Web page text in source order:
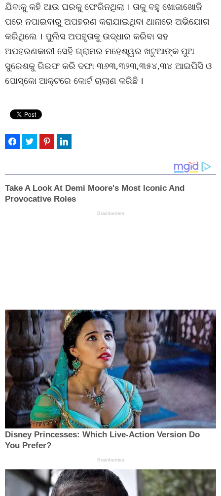
ଯିବାକୁ କହି ଆଉ ଘରକୁ ଫେରିନଥିଲା । ତାକୁ ବହୁ ଖୋଜାଖୋଜି
ପରେ ନପାଇବାରୁ ଅପହରଣ କରାଯାଇଥିବା ଥାନାରେ ଅଭିଯୋଗ
କରିଥିଲେ । ପୁଲିସ ଅପହୃତାକୁ ଉଦ୍ଧାର କରିବା ସହ
ଅପହରଣକାରୀ ସେହି ଗ୍ରାମର ମହେଶ୍ୱର ଖଟୁଆଙ୍କ ପୁଅ
ସୁରେଶକୁ ଗିରଫ କରି ଦଫା ୩୬୩,୩୨୩,୩୫୪,୩୪ ଆଇପିସି ଓ
ପୋସ୍କୋ ଆକ୍ଟରେ କୋର୍ଟ ଚାଲାଣ କରିଛି ।